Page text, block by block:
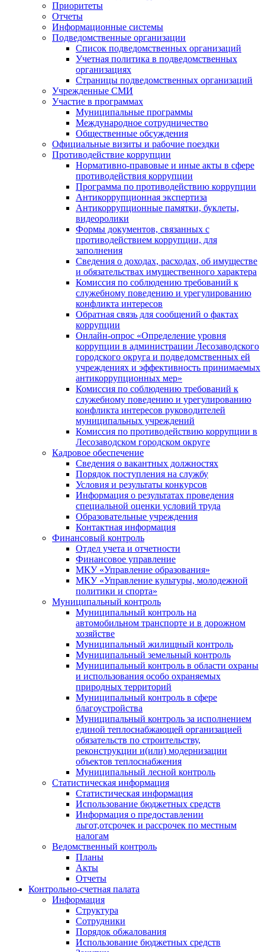
Приоритеты
Отчеты
Информационные системы
Подведомственные организации
Список подведомственных организаций
Учетная политика в подведомственных
организациях
Страницы подведомственных организаций
Учрежденные СМИ
Участие в программах
Муниципальные программы
Международное сотрудничество
Общественные обсуждения
Официальные визиты и рабочие поездки
Противодействие коррупции
Нормативно-правовые и иные акты в сфере
противодействия коррупции
Программа по противодействию коррупции
Антикоррупционная экспертиза
Антикоррупционные памятки, буклеты,
видеоролики
Формы документов, связанных с
противодействием коррупции, для
заполнения
Сведения о доходах, расходах, об имуществе
и обязательствах имущественного характера
Комиссия по соблюдению требований к
служебному поведению и урегулированию
конфликта интересов
Обратная связь для сообщений о фактах
коррупции
Онлайн-опрос «Определение уровня
коррупции в администрации Лесозаводского
городского округа и подведомственных ей
учреждениях и эффективность принимаемых
антикоррупционных мер»
Комиссия по соблюдению требований к
служебному поведению и урегулированию
конфликта интересов руководителей
муниципальных учреждений
Комиссия по противодействию коррупции в
Лесозаводском городском округе
Кадровое обеспечение
Сведения о вакантных должностях
Порядок поступления на службу
Условия и результаты конкурсов
Информация о результатах проведения
специальной оценки условий труда
Образовательные учреждения
Контактная информация
Финансовый контроль
Отдел учета и отчетности
Финансовое управление
МКУ «Управление образования»
МКУ «Управление культуры, молодежной
политики и спорта»
Муниципальный контроль
Муниципальный контроль на
автомобильном транспорте и в дорожном
хозяйстве
Муниципальный жилищный контроль
Муниципальный земельный контроль
Муниципальный контроль в области охраны
и использования особо охраняемых
природных территорий
Муниципальный контроль в сфере
благоустройства
Муниципальный контроль за исполнением
единой теплоснабжающей организацией
обязательств по строительству,
реконструкции и(или) модернизации
объектов теплоснабжения
Муниципальный лесной контроль
Статистическая информация
Статистическая информация
Использование бюджетных средств
Информация о предоставлении
льгот,отсрочек и рассрочек по местным
налогам
Ведомственный контроль
Планы
Акты
Отчеты
Контрольно-счетная палата
Информация
Структура
Сотрудники
Порядок обжалования
Использование бюджетных средств